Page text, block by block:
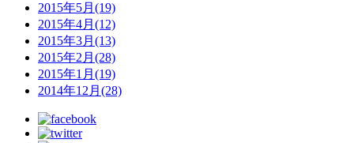
2015年5月(19)
2015年4月(12)
2015年3月(13)
2015年2月(28)
2015年1月(19)
2014年12月(28)